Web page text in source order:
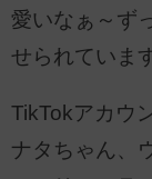
愛いなぁ～ず
せられていま
TikTokアカウ
ナタちゃん、